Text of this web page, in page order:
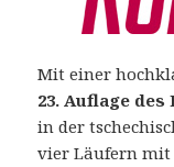
Mit einer
23. Auflage
in der
vier Läufern mit